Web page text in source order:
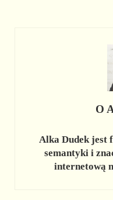
O
Alka Dudek jest
semantyki i
internetową